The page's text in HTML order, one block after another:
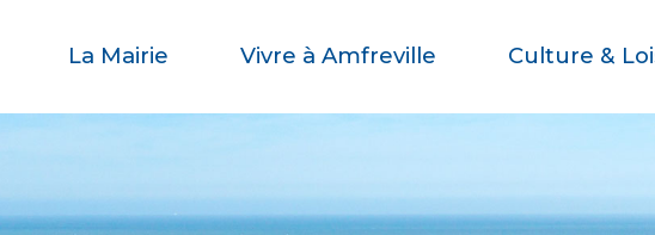
La Mairie Vivre à Amfreville Culture &